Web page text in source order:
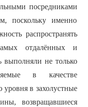
посредниками
поскольку именно
распространять
отдалённых и
не только
в качестве
уровня в захолустные
возвращавшиеся